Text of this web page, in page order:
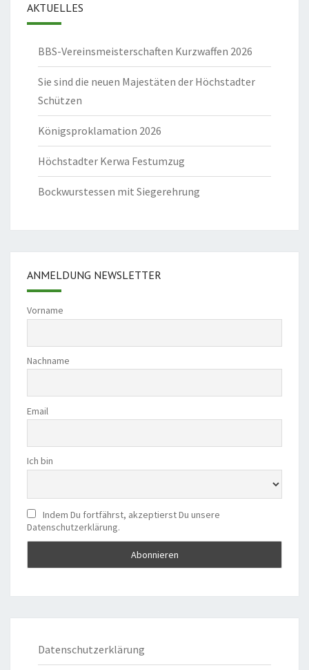
AKTUELLES
BBS-Vereinsmeisterschaften Kurzwaffen 2026
Sie sind die neuen Majestäten der Höchstadter
Schützen
Königsproklamation 2026
Höchstadter Kerwa Festumzug
Bockwurstessen mit Siegerehrung
ANMELDUNG NEWSLETTER
Vorname
Nachname
Email
Ich bin
Indem Du fortfährst, akzeptierst Du unsere
Datenschutzerklärung.
Datenschutzerklärung